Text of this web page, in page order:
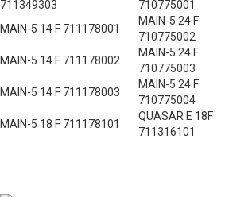
711349303
710775001
MAIN-5 14 F 711178001
MAIN-5 24 F
710775002
MAIN-5 14 F 711178002
MAIN-5 24 F
710775003
MAIN-5 14 F 711178003
MAIN-5 24 F
710775004
MAIN-5 18 F 711178101
QUASAR E 18F
711316101